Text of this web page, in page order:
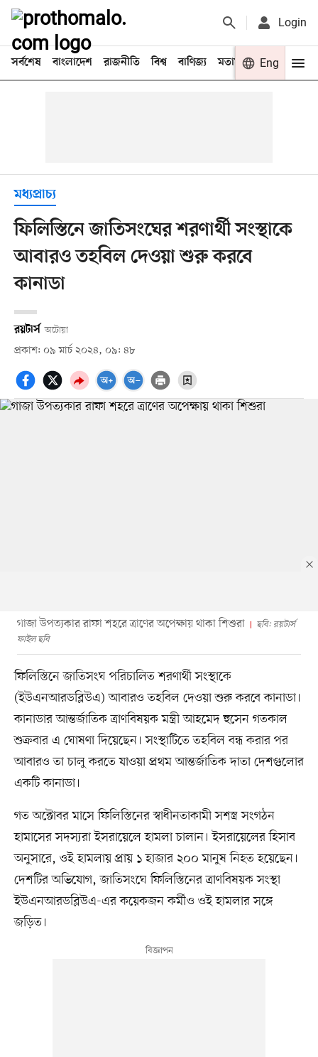
Login
সর্বশেষ বাংলাদেশ রাজনীতি বিশ্ব বাণিজ্য মতামত খেলা
Eng
মধ্যপ্রাচ্য
ফিলিস্তিনে জাতিসংঘের শরণার্থী সংস্থাকে
আবারও তহবিল দেওয়া শুরু করবে
কানাডা
রয়টার্স অটোয়া
প্রকাশ: ০৯ মার্চ ২০২৪, ০৯: ৪৮
গাজা উপত্যকার রাফা শহরে ত্রাণের অপেক্ষায় থাকা শিশুরা
ছবি: রয়টার্স
ফাইল ছবি
ফিলিস্তিনে জাতিসংঘ পরিচালিত শরণার্থী সংস্থাকে
(ইউএনআরডব্লিউএ) আবারও তহবিল দেওয়া শুরু করবে কানাডা।
কানাডার আন্তর্জাতিক ত্রাণবিষয়ক মন্ত্রী আহমেদ হুসেন গতকাল
শুক্রবার এ ঘোষণা দিয়েছেন। সংস্থাটিতে তহবিল বন্ধ করার পর
আবারও তা চালু করতে যাওয়া প্রথম আন্তর্জাতিক দাতা দেশগুলোর
একটি কানাডা।
গত অক্টোবর মাসে ফিলিস্তিনের স্বাধীনতাকামী সশস্ত্র সংগঠন
হামাসের সদস্যরা ইসরায়েলে হামলা চালান। ইসরায়েলের হিসাব
অনুসারে, ওই হামলায় প্রায় ১ হাজার ২০০ মানুষ নিহত হয়েছেন।
দেশটির অভিযোগ, জাতিসংঘে ফিলিস্তিনের ত্রাণবিষয়ক সংস্থা
ইউএনআরডব্লিউএ-এর কয়েকজন কর্মীও ওই হামলার সঙ্গে
জড়িত।